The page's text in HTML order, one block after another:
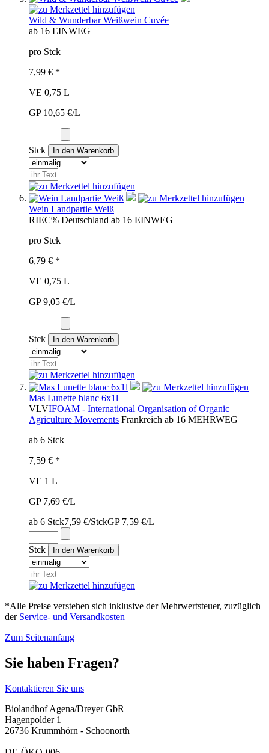
Wild & Wunderbar Weißwein Cuvée
ab 16 EINWEG
pro Stck
7,99 € *
VE 0,75 L
GP 10,65 €/L
Stck
Wein Landpartie Weiß
RIEC% Deutschland ab 16 EINWEG
pro Stck
6,79 € *
VE 0,75 L
GP 9,05 €/L
Stck
Mas Lunette blanc 6x1l
VLVIFOAM - International Organisation of Organic
Agriculture Movements Frankreich ab 16 MEHRWEG
ab 6 Stck
7,59 € *
VE 1 L
GP 7,69 €/L
ab 6 Stck7,59 €/StckGP 7,59 €/L
Stck
*Alle Preise verstehen sich inklusive der Mehrwertsteuer, zuzüglich
der Service- und Versandkosten
Zum Seitenanfang
Sie haben Fragen?
Kontaktieren Sie uns
Biolandhof Agena/Dreyer GbR
Hagenpolder 1
26736 Krummhörn - Schoonorth